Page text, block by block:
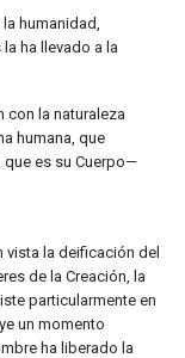
humanidad,
ha llevado a la
con la naturaleza
humana, que
que es su Cuerpo—
vista la deificación del
de la Creación, la
particularmente en
un momento
ha liberado la